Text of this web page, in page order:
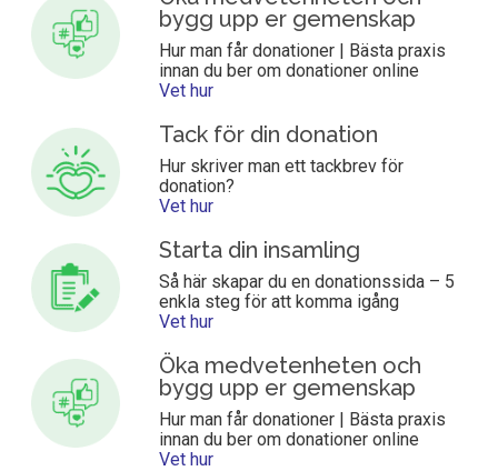
bygg upp er gemenskap
Hur man får donationer | Bästa praxis
innan du ber om donationer online
Vet hur
Tack för din donation
Hur skriver man ett tackbrev för
donation?
Vet hur
Starta din insamling
Så här skapar du en donationssida – 5
enkla steg för att komma igång
Vet hur
Öka medvetenheten och
bygg upp er gemenskap
Hur man får donationer | Bästa praxis
innan du ber om donationer online
Vet hur